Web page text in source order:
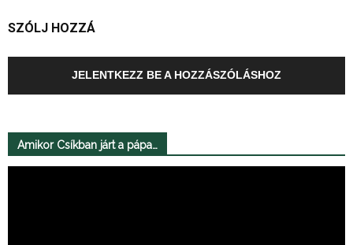
SZÓLJ HOZZÁ
JELENTKEZZ BE A HOZZÁSZÓLÁSHOZ
Amikor Csíkban járt a pápa…